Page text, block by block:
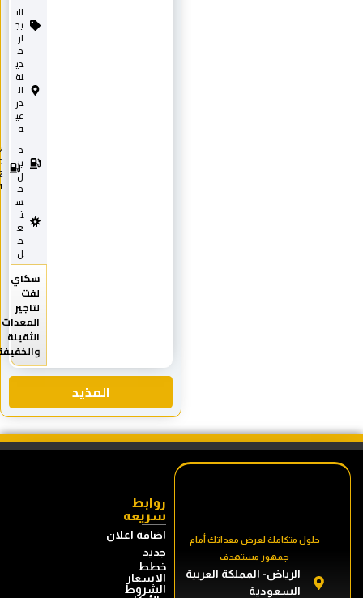
المذيد
للا
يج
ار
دي
نة
در
عي
ة
يز
ل
س
ع
م
ل
سكاي
لفت
لتاجير
المعدات
الثقيلة
والخفيفة
حلول متكاملة لعرض معداتك أمام
جمهور مستهدف
الرياض- المملكة العربية
السعودية
روابط
سريعه
اضافة اعلان
جديد
خطط
الاسعار
الشروط